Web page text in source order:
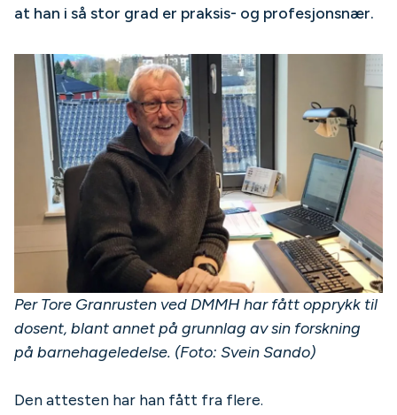
at han i så stor grad er praksis- og profesjonsnær.
Per Tore Granrusten ved DMMH har fått opprykk til
dosent, blant annet på grunnlag av sin forskning
på barnehageledelse. (Foto: Svein Sando)
Den attesten har han fått fra flere.